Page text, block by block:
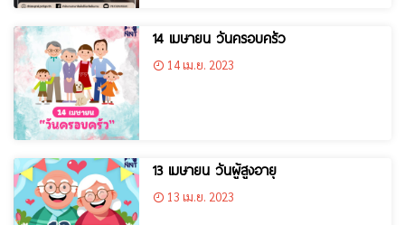
14 เมษายน วันครอบครัว
14 เม.ย. 2023
13 เมษายน วันผู้สูงอายุ
13 เม.ย. 2023